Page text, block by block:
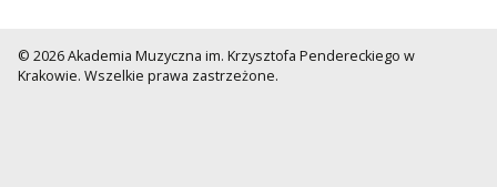
© 2026 Akademia Muzyczna im. Krzysztofa Pendereckiego w
Krakowie. Wszelkie prawa zastrzeżone.